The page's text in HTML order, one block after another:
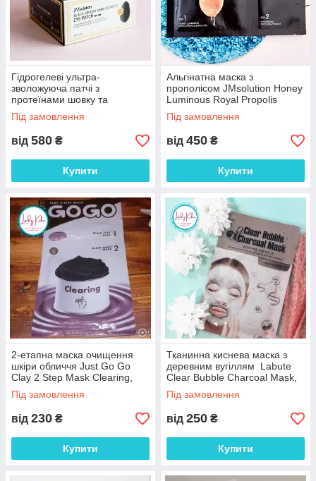
Гідрогелеві ультра-
зволожуюча патчі з
протеїнами шовку та
вугіллям JMsolution Black
Cocoon Home Esthetic Eye
Під замовлення
від 580 ₴
Купити
Альгінатна маска з
прополісом JMsolution Honey
Luminous Royal Propolis
Modeling Mask, 55ml
Під замовлення
від 450 ₴
Купити
2-етапна маска очищення
шкіри обличчя Just Go Go
Clay 2 Step Mask Clearing,
29ml
Під замовлення
від 230 ₴
Купити
Тканинна киснева маска з
деревним вугіллям Labute
Clear Bubble Charcoal Mask,
25ml
Під замовлення
від 250 ₴
Купити